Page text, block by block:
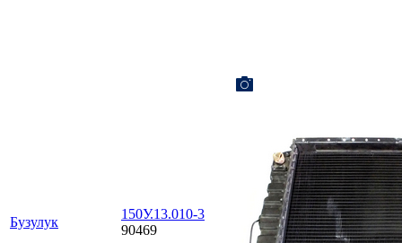
Бузулук
150У.13.010-3
90469